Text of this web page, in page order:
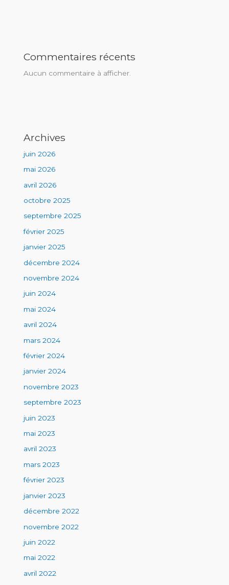
Commentaires récents
Aucun commentaire à afficher.
Archives
juin 2026
mai 2026
avril 2026
octobre 2025
septembre 2025
février 2025
janvier 2025
décembre 2024
novembre 2024
juin 2024
mai 2024
avril 2024
mars 2024
février 2024
janvier 2024
novembre 2023
septembre 2023
juin 2023
mai 2023
avril 2023
mars 2023
février 2023
janvier 2023
décembre 2022
novembre 2022
juin 2022
mai 2022
avril 2022